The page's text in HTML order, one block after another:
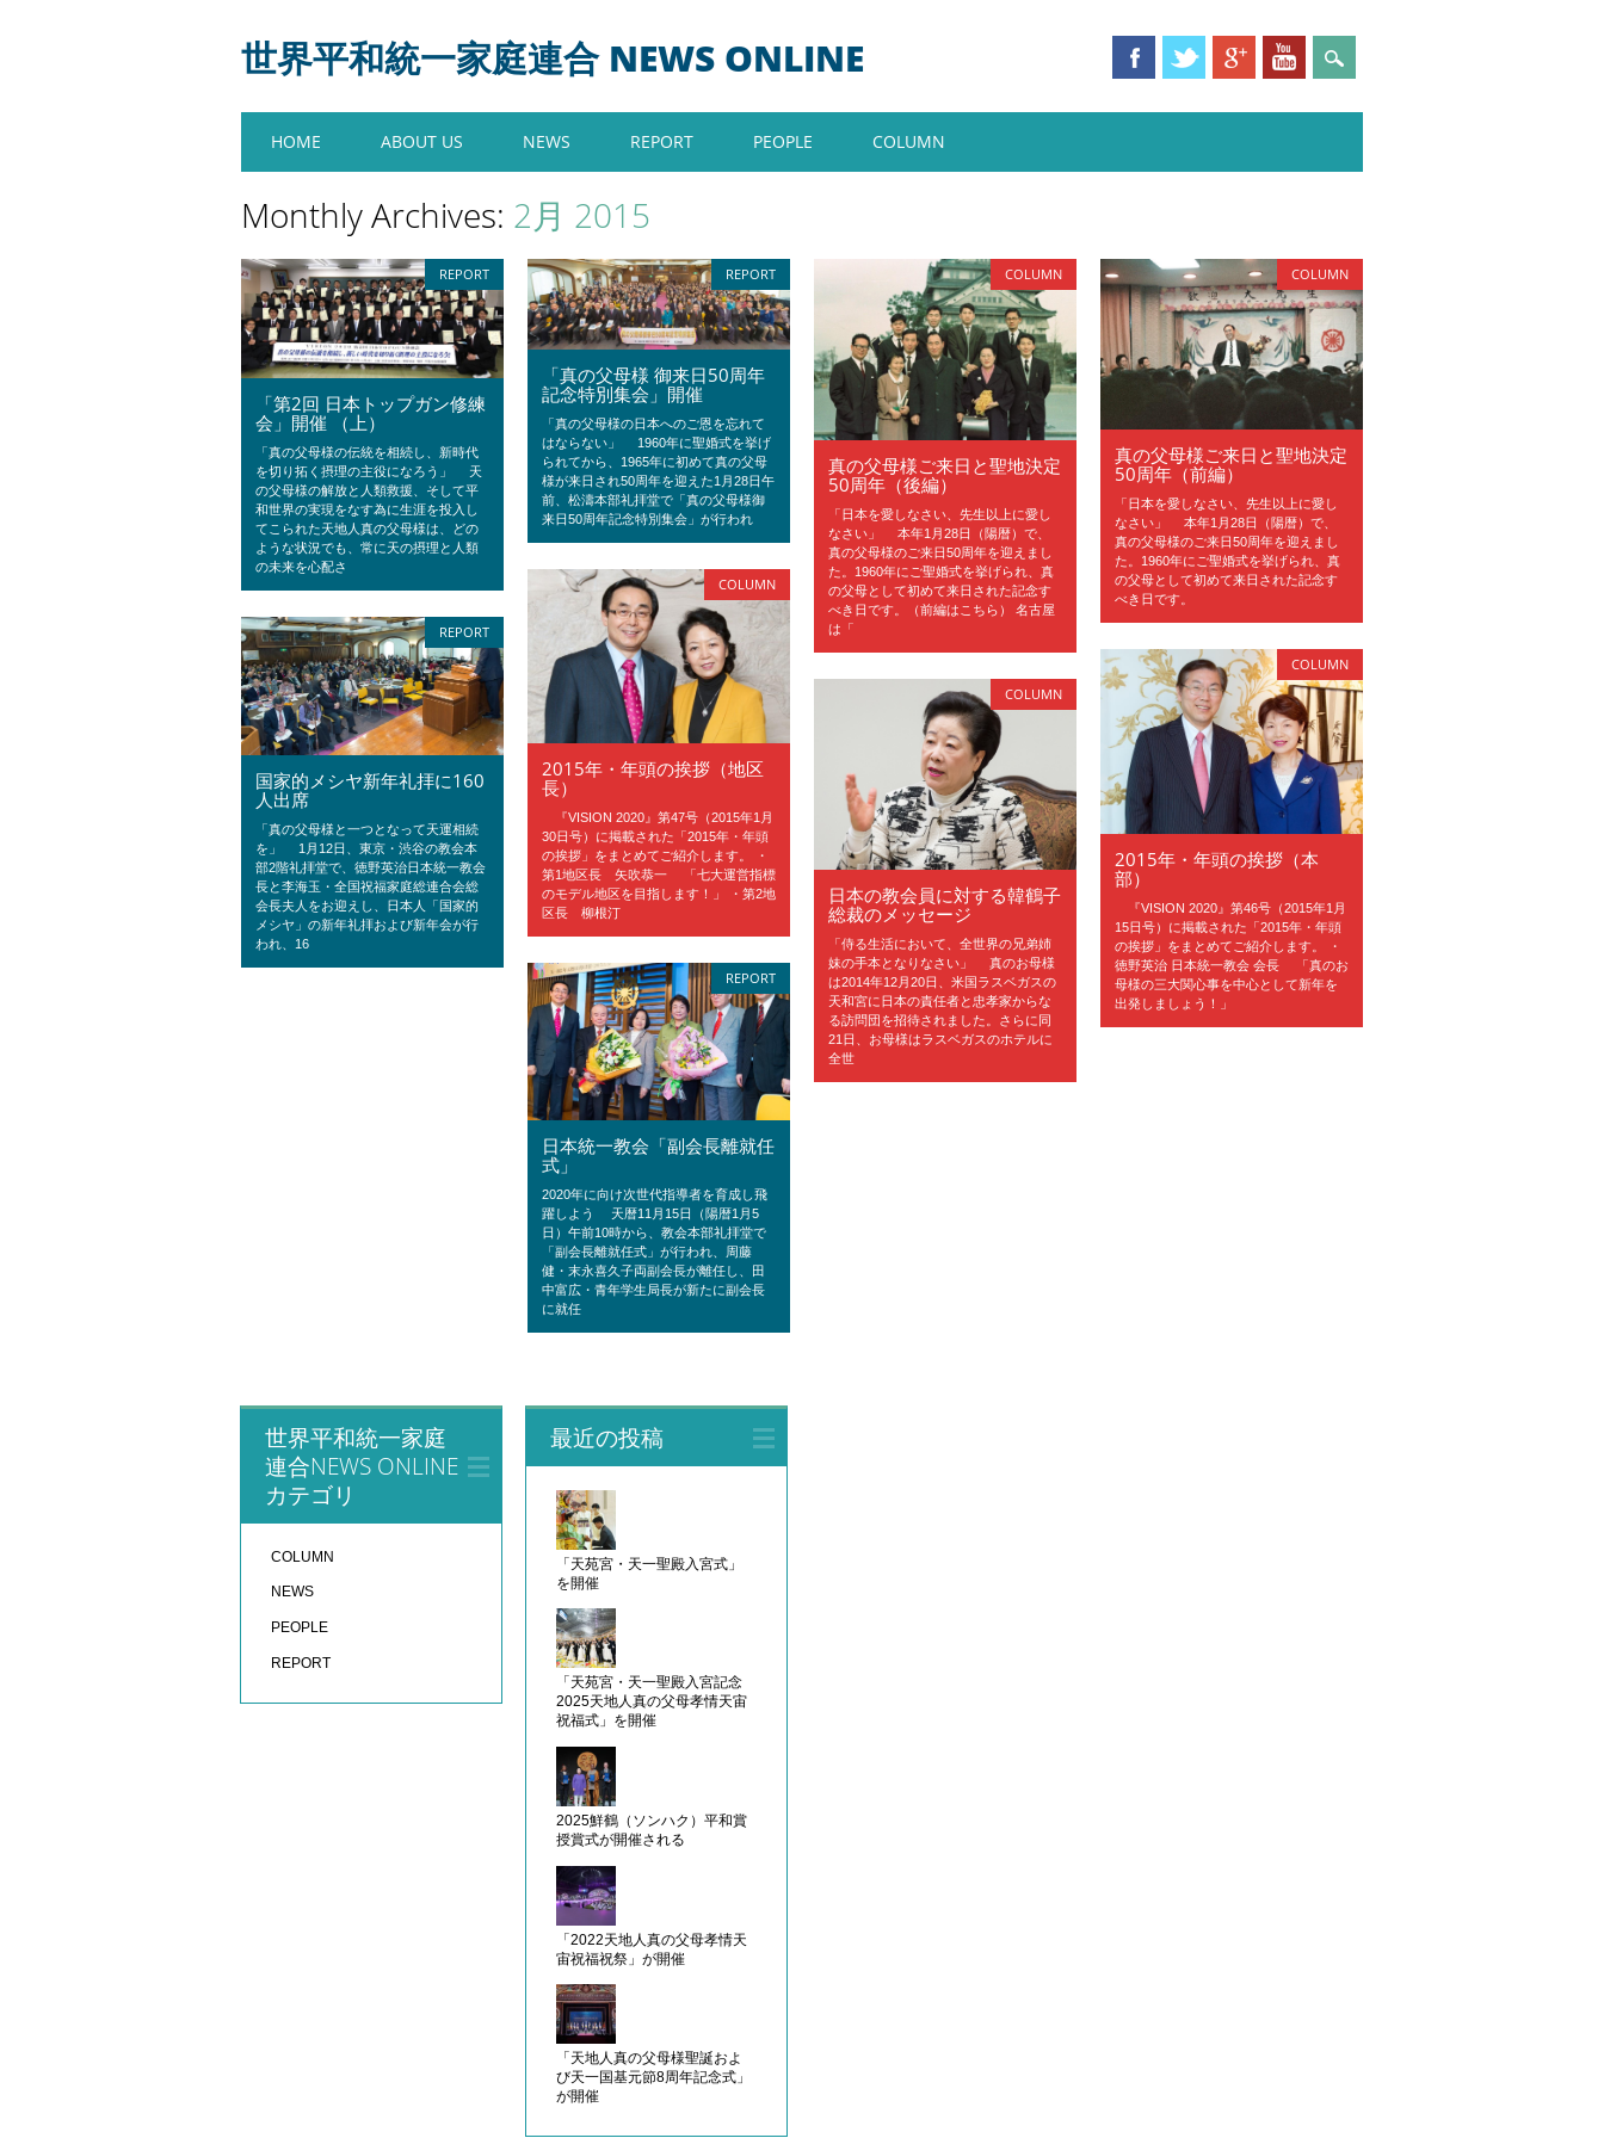
世界平和統一家庭連合 NEWS ONLINE
Main menu
HOME ABOUT US NEWS REPORT PEOPLE COLUMN
Monthly Archives: 2月 2015
REPORT
「第2回 日本トップガン修練
会」開催 （上）
「真の父母様の伝統を相続し、新時代
を切り拓く摂理の主役になろう」 天
の父母様の解放と人類救援、そして平
和世界の実現をなす為に生涯を投入し
てこられた天地人真の父母様は、どの
ような状況でも、常に天の摂理と人類
の未来を心配さ
REPORT
「真の父母様 御来日50周年
記念特別集会」開催
「真の父母様の日本へのご恩を忘れて
はならない」 1960年に聖婚式を挙げ
られてから、1965年に初めて真の父母
様が来日され50周年を迎えた1月28日午
前、松濤本部礼拝堂で「真の父母様御
来日50周年記念特別集会」が行われ
COLUMN
真の父母様ご来日と聖地決定
50周年（後編）
「日本を愛しなさい、先生以上に愛し
なさい」 本年1月28日（陽暦）で、
真の父母様のご来日50周年を迎えまし
た。1960年にご聖婚式を挙げられ、真
の父母として初めて来日された記念す
べき日です。（前編はこちら） 名古屋
は「
COLUMN
真の父母様ご来日と聖地決定
50周年（前編）
「日本を愛しなさい、先生以上に愛し
なさい」 本年1月28日（陽暦）で、
真の父母様のご来日50周年を迎えまし
た。1960年にご聖婚式を挙げられ、真
の父母として初めて来日された記念す
べき日です。
COLUMN
2015年・年頭の挨拶（地区
長）
『VISION 2020』第47号（2015年1月
30日号）に掲載された「2015年・年頭
の挨拶」をまとめてご紹介します。 ・
第1地区長 矢吹恭一 「七大運営指標
のモデル地区を目指します！」 ・第2地
区長 柳根汀
REPORT
国家的メシヤ新年礼拝に160
人出席
「真の父母様と一つとなって天運相続
を」 1月12日、東京・渋谷の教会本
部2階礼拝堂で、徳野英治日本統一教会
長と李海玉・全国祝福家庭総連合会総
会長夫人をお迎えし、日本人「国家的
メシヤ」の新年礼拝および新年会が行
われ、16
COLUMN
2015年・年頭の挨拶（本
部）
『VISION 2020』第46号（2015年1月
15日号）に掲載された「2015年・年頭
の挨拶」をまとめてご紹介します。 ・
徳野英治 日本統一教会 会長 「真のお
母様の三大関心事を中心として新年を
出発しましょう！」
COLUMN
日本の教会員に対する韓鶴子
総裁のメッセージ
「侍る生活において、全世界の兄弟姉
妹の手本となりなさい」 真のお母様
は2014年12月20日、米国ラスベガスの
天和宮に日本の責任者と忠孝家からな
る訪問団を招待されました。さらに同
21日、お母様はラスベガスのホテルに
全世
REPORT
日本統一教会「副会長離就任
式」
2020年に向け次世代指導者を育成し飛
躍しよう 天暦11月15日（陽暦1月5
日）午前10時から、教会本部礼拝堂で
「副会長離就任式」が行われ、周藤
健・末永喜久子両副会長が離任し、田
中富広・青年学生局長が新たに副会長
に就任
世界平和統一家庭
連合NEWS ONLINE
カテゴリ
COLUMN
NEWS
PEOPLE
REPORT
最近の投稿
「天苑宮・天一聖殿入宮式」
を開催
「天苑宮・天一聖殿入宮記念
2025天地人真の父母孝情天宙
祝福式」を開催
2025鮮鶴（ソンハク）平和賞
授賞式が開催される
「2022天地人真の父母孝情天
宙祝福祝祭」が開催
「天地人真の父母様聖誕およ
び天一国基元節8周年記念式」
が開催